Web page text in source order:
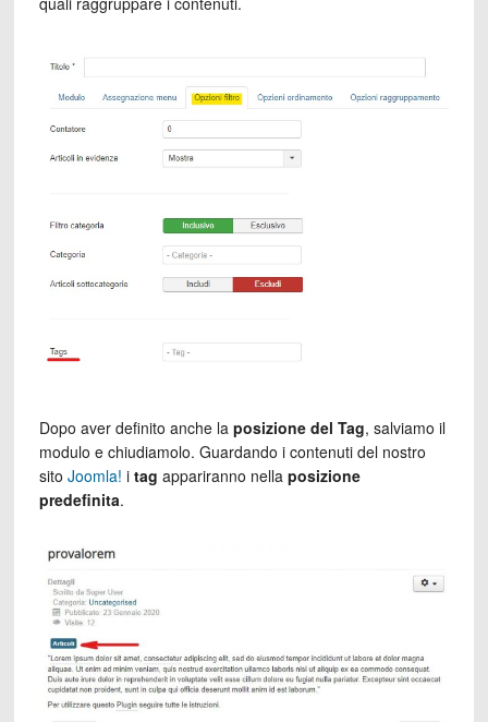
Dopo aver definito anche la posizione del Tag, salviamo il
modulo e chiudiamolo. Guardando i contenuti del nostro
sito Joomla! i tag appariranno nella posizione
predefinita.